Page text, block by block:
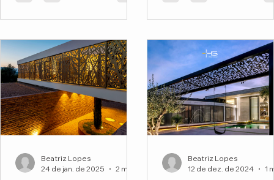
do...
Beatriz Lopes
24 de jan. de 2025
Beatriz Lopes
12 de dez. de 2024